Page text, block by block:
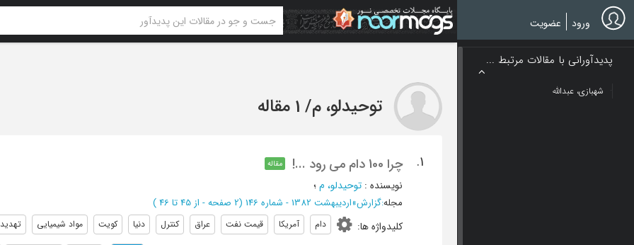
Skip
to
main
ورود عضویت
پدیدآورانی با مقالات مرتبط ...
شهبازی، عبدالله
توحیدلو، م/ 1 مقاله
1. چرا 100 دام می رود ...! مقاله
نویسنده : توحیدلو، م؛
مجله:گزارش»اردیبهشت 1382 - شماره 146 (‎2 صفحه - از 45 تا 46 )
کلیدواژه ها: دام آمریکا قیمت نفت عراق کنترل دنیا کویت مواد شیمیایی تهدید